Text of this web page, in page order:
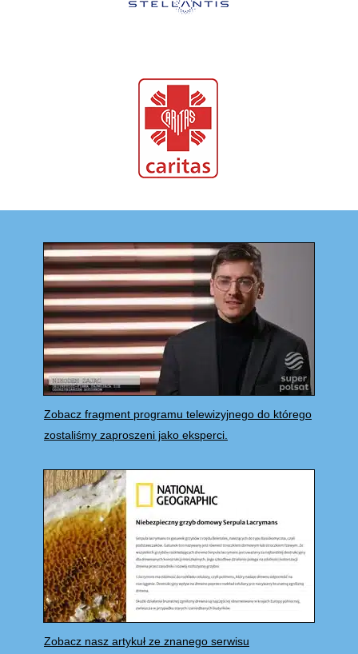
Zobacz fragment programu telewizyjnego do którego
zostaliśmy zaproszeni jako eksperci.
Zobacz nasz artykuł ze znanego serwisu